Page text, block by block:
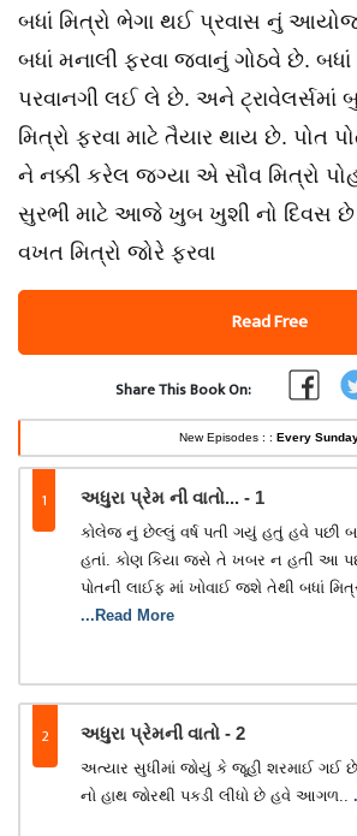
બધાં મિત્રો ભેગા થઈ પ્રવાસ નું
બધાં મનાલી ફરવા જવાનું ગોઠવે છે. બધાં
પરવાનગી લઈ લે છે. અને ટ્રાવેલર્સમાં
મિત્રો ફરવા માટે તૈયાર થાય છે. પોત
ને નક્કી કરેલ જગ્યા એ સૌવ મિત્રો
સુરભી માટે આજે ખુબ ખુશી નો દિવસ
વખત મિત્રો જોરે ફરવા
Read Free
Share This Book On:
New Episodes : : Every
1 અધુરા પ્રેમ ની વાતો... - 1
કોલેજ નું છેલ્લું વર્ષ પતી ગયું હતું હવે પછી
હતાં. કોણ કિયા જસે તે ખબર ન હતી આ
પોતની લાઈફ માં ખોવાઈ જ્શે તેથી બધાં
...Read More
2 અધુરા પ્રેમની વાતો - 2
અત્યાર સુધીમાં જોયું કે જૂહી શરમાઈ ગઈ
નો હાથ જોરથી પકડી લીધો છે હવે આગળ..